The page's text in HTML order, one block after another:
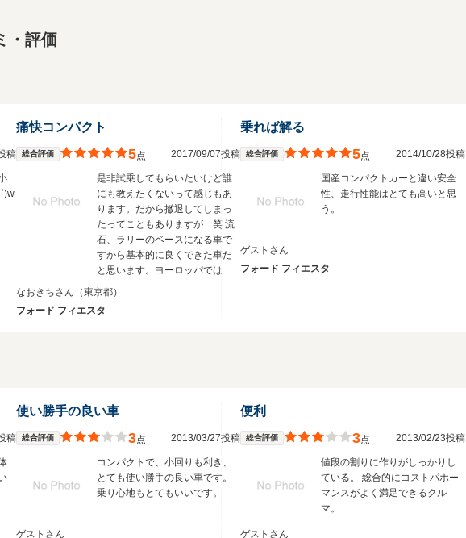
・評価
稿
)w
痛快コンパクト
総合評価 5点 2017/09/07投稿
是非試乗してもらいたいけど誰
にも教えたくないって感じもあ
ります。だから撤退してしまっ
たってこともありますが…笑 流
石、ラリーのベースになる車で
すから基本的に良くできた車だ
と思います。ヨーロッパでは
2017年３月の月販で全車種でゴ
ています。安瀬装備も充実して
なおきちさん （東京都）
フォード フィエスタ
乗れば解る
総合評価 5点 2014/10/28投稿
国産コンパクトカーと違い安全
性、走行性能はとても高いと思
う。
ゲストさん
フォード フィエスタ
稿
使い勝手の良い車
総合評価 3点 2013/03/27投稿
コンパクトで、小回りも利き、
とても使い勝手の良い車です。
乗り心地もとてもいいです。
ゲストさん
便利
総合評価 3点 2013/02/23投稿
値段の割りに作りがしっかりし
ている。 総合的にコストパホー
マンスがよく満足できるクル
マ。
ゲストさん